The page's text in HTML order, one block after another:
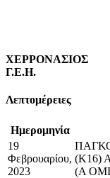
ΧΕΡΡΟΝΑΣΙΟΣ
Γ.Ε.Η.
Λεπτομέρειες
Ημερομηνία
19
Φεβρουαρίου,
2023
(Κ16)
(Α